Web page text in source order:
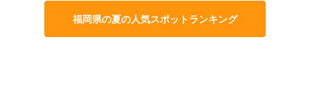
福岡県の夏の人気スポットランキング